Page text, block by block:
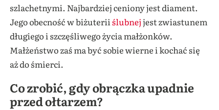
szlachetnymi. Najbardziej ceniony jest diament.
Jego obecność w biżuterii ślubnejjest zwiastunem
długiego i szczęśliwego życia małżonków.
Małżeństwo zaś ma być sobie wierne i kochać się
aż do śmierci.
Co zrobić, gdy obrączka upadnie
przed ołtarzem?